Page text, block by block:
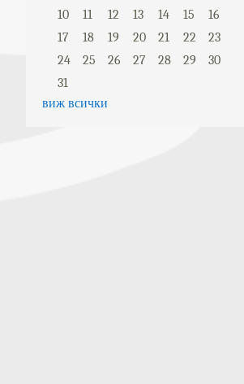
10
11 12 13 14 15
16
17
18 19 20 21 22
23
24
25 26 27 28 29
30
31
виж всички